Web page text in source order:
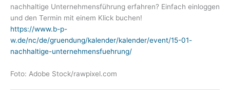
nachhaltige Unternehmensführung erfahren? Einfach einloggen
und den Termin mit einem Klick buchen!
https://www.b-p-
w.de/nc/de/gruendung/kalender/kalender/event/15-01-
nachhaltige-unternehmensfuehrung/
Foto: Adobe Stock/rawpixel.com